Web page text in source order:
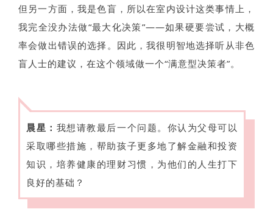
但另一方面，我是色盲，所以在室内设计这类事情上，
我完全没办法做“最大化决策”——如果硬要尝试，大概
率会做出错误的选择。因此，我很明智地选择听从非色
盲人士的建议，在这个领域做一个“满意型决策者”。
晨星： 我想请教最后一个问题。你认为父母可以
采取哪些措施，帮助孩子更多地了解金融和投资
知识，培养健康的理财习惯，为他们的人生打下
良好的基础？